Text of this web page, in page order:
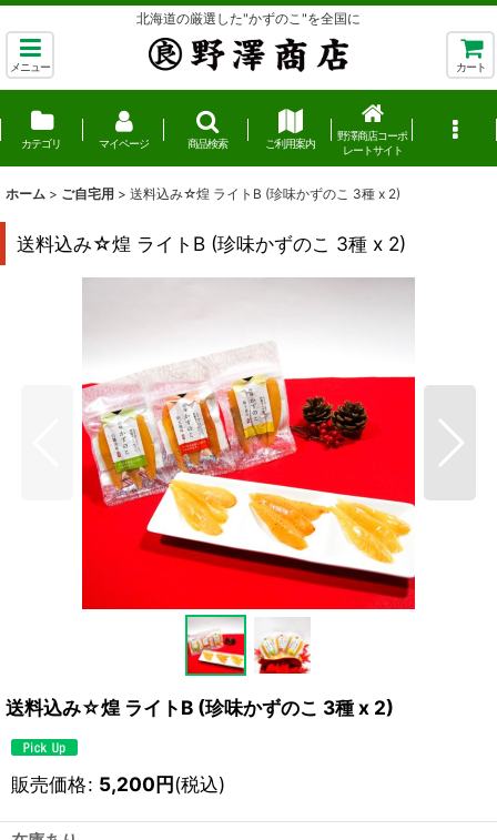
北海道の厳選した"かずのこ"を全国に
メニュー カート
カテゴリ マイページ 商品検索 ご利用案内
野澤商店コーポ
レートサイト
ホーム > ご自宅用 > 送料込み☆煌 ライトB (珍味かずのこ 3種 x 2)
送料込み☆煌 ライトB (珍味かずのこ 3種 x 2)
送料込み☆煌 ライトB (珍味かずのこ 3種 x 2)
販売価格: 5,200円(税込)